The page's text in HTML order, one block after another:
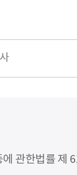
관한법률 제